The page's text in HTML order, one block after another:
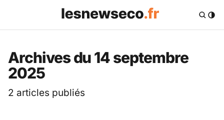
Les News Eco .fr —
Archives du 14 septembre
2025
2 articles publiés